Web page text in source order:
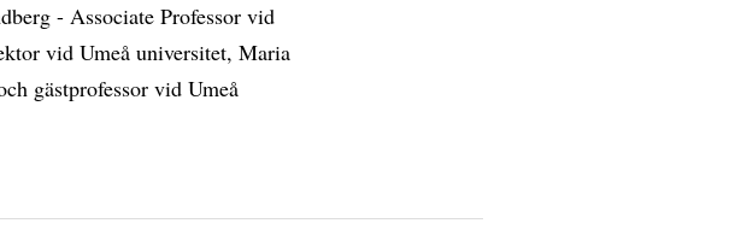
- Associate Professor vid
vid Umeå universitet, Maria
gästprofessor vid Umeå